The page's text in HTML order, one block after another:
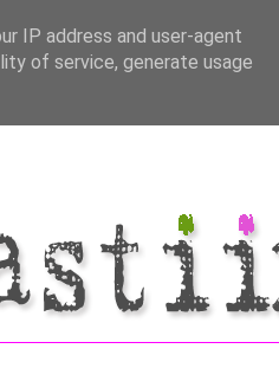
IP address and user-agent
of service, generate usage